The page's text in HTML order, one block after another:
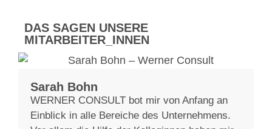
DAS SAGEN UNSERE
MITARBEITER_INNEN
Sarah Bohn
WERNER CONSULT bot mir von Anfang an
Einblick in alle Bereiche des Unternehmens.